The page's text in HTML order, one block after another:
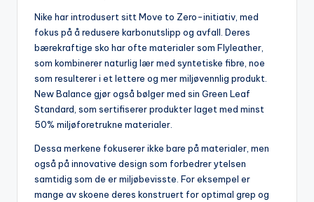
Nike har introdusert sitt Move to Zero-initiativ, med
fokus på å redusere karbonutslipp og avfall. Deres
bærekraftige sko har ofte materialer som Flyleather,
som kombinerer naturlig lær med syntetiske fibre, noe
som resulterer i et lettere og mer miljøvennlig produkt.
New Balance gjør også bølger med sin Green Leaf
Standard, som sertifiserer produkter laget med minst
50% miljøforetrukne materialer.
Dessa merkene fokuserer ikke bare på materialer, men
også på innovative design som forbedrer ytelsen
samtidig som de er miljøbevisste. For eksempel er
mange av skoene deres konstruert for optimal grep og